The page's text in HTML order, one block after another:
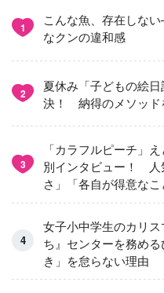
1
こんな魚、存在しな
なクンの違和感
2
夏休み「子どもの絵
決！ 納得のメソッド
3
「カラフルピーチ」
別インタビュー！ 人
さ」「各自が得意なこ
女子小中学生のカリ
ち』センターを務め
き」を怠らない理由